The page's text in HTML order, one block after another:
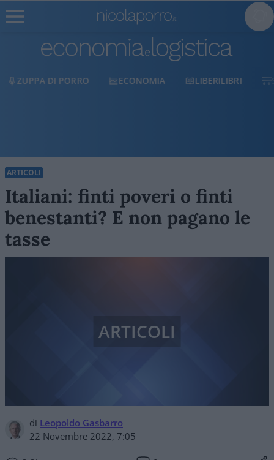
ECONOMIA LIBERILIBRI SHOP SOSTIENICI
ARTICOLI
Italiani: finti poveri o finti
benestanti? E non pagano le
tasse
di Leopoldo Gasbarro
22 Novembre 2022, 7:05
ARTICOLI